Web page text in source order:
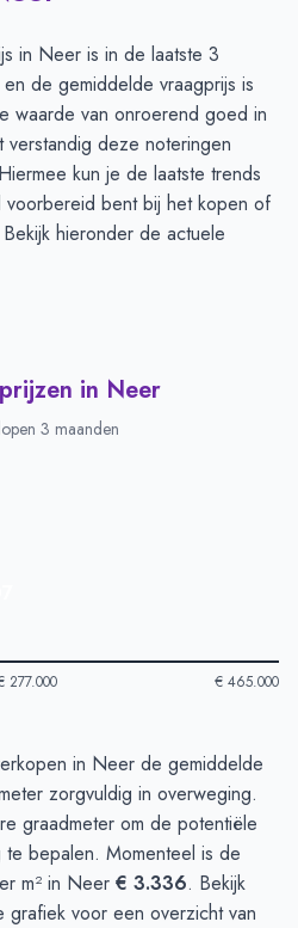
in Neer is in de laatste 3
de gemiddelde vraagprijs is
waarde van onroerend goed in
deze noteringen
kun je de laatste trends
bent bij het kopen of
hieronder de actuele
in Neer
3 maanden
277.000 € 465.000
3 maanden
Bedrag
€ 415.357
€ 352.507
in Neer de gemiddelde
zorgvuldig in overweging.
graadmeter om de potentiële
te bepalen. Momenteel is de
m² in Neer € 3.336. Bekijk
voor een overzicht van